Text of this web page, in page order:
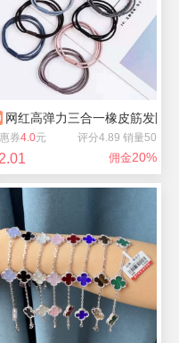
s999手镯子
网红高弹力三合一橡皮筋发圈2
券4.0元 评分4.89 销量50
2.01 佣金20%